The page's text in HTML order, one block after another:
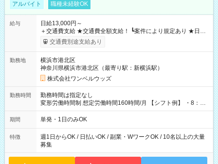
アルバイト 職種未経験OK
給与
日給13,000円～
＋交通費支給 ★交通費全額支給！ ┗案件により規定あり ★日払
いOK！（規定あり） ┗働いたその日に現金GET♪ お仕事後はコ
ンビニATMから 日払い分を引き落とせます！ 【試用期間】試
交通費別途支給あり
勤務地
横浜市港北区
神奈川県横浜市港北区（最寄り駅：新横浜駅）
株式会社ワンベルウッズ
勤務時間
勤務時間は指定なし
変形労働時間制 想定労働時間160時間/月 【シフト例】 ・8：00
～21：00
期間 単発・1日のみOK
特徴
週1日からOK / 日払いOK / 副業・WワークOK / 10名以上の大量
募集